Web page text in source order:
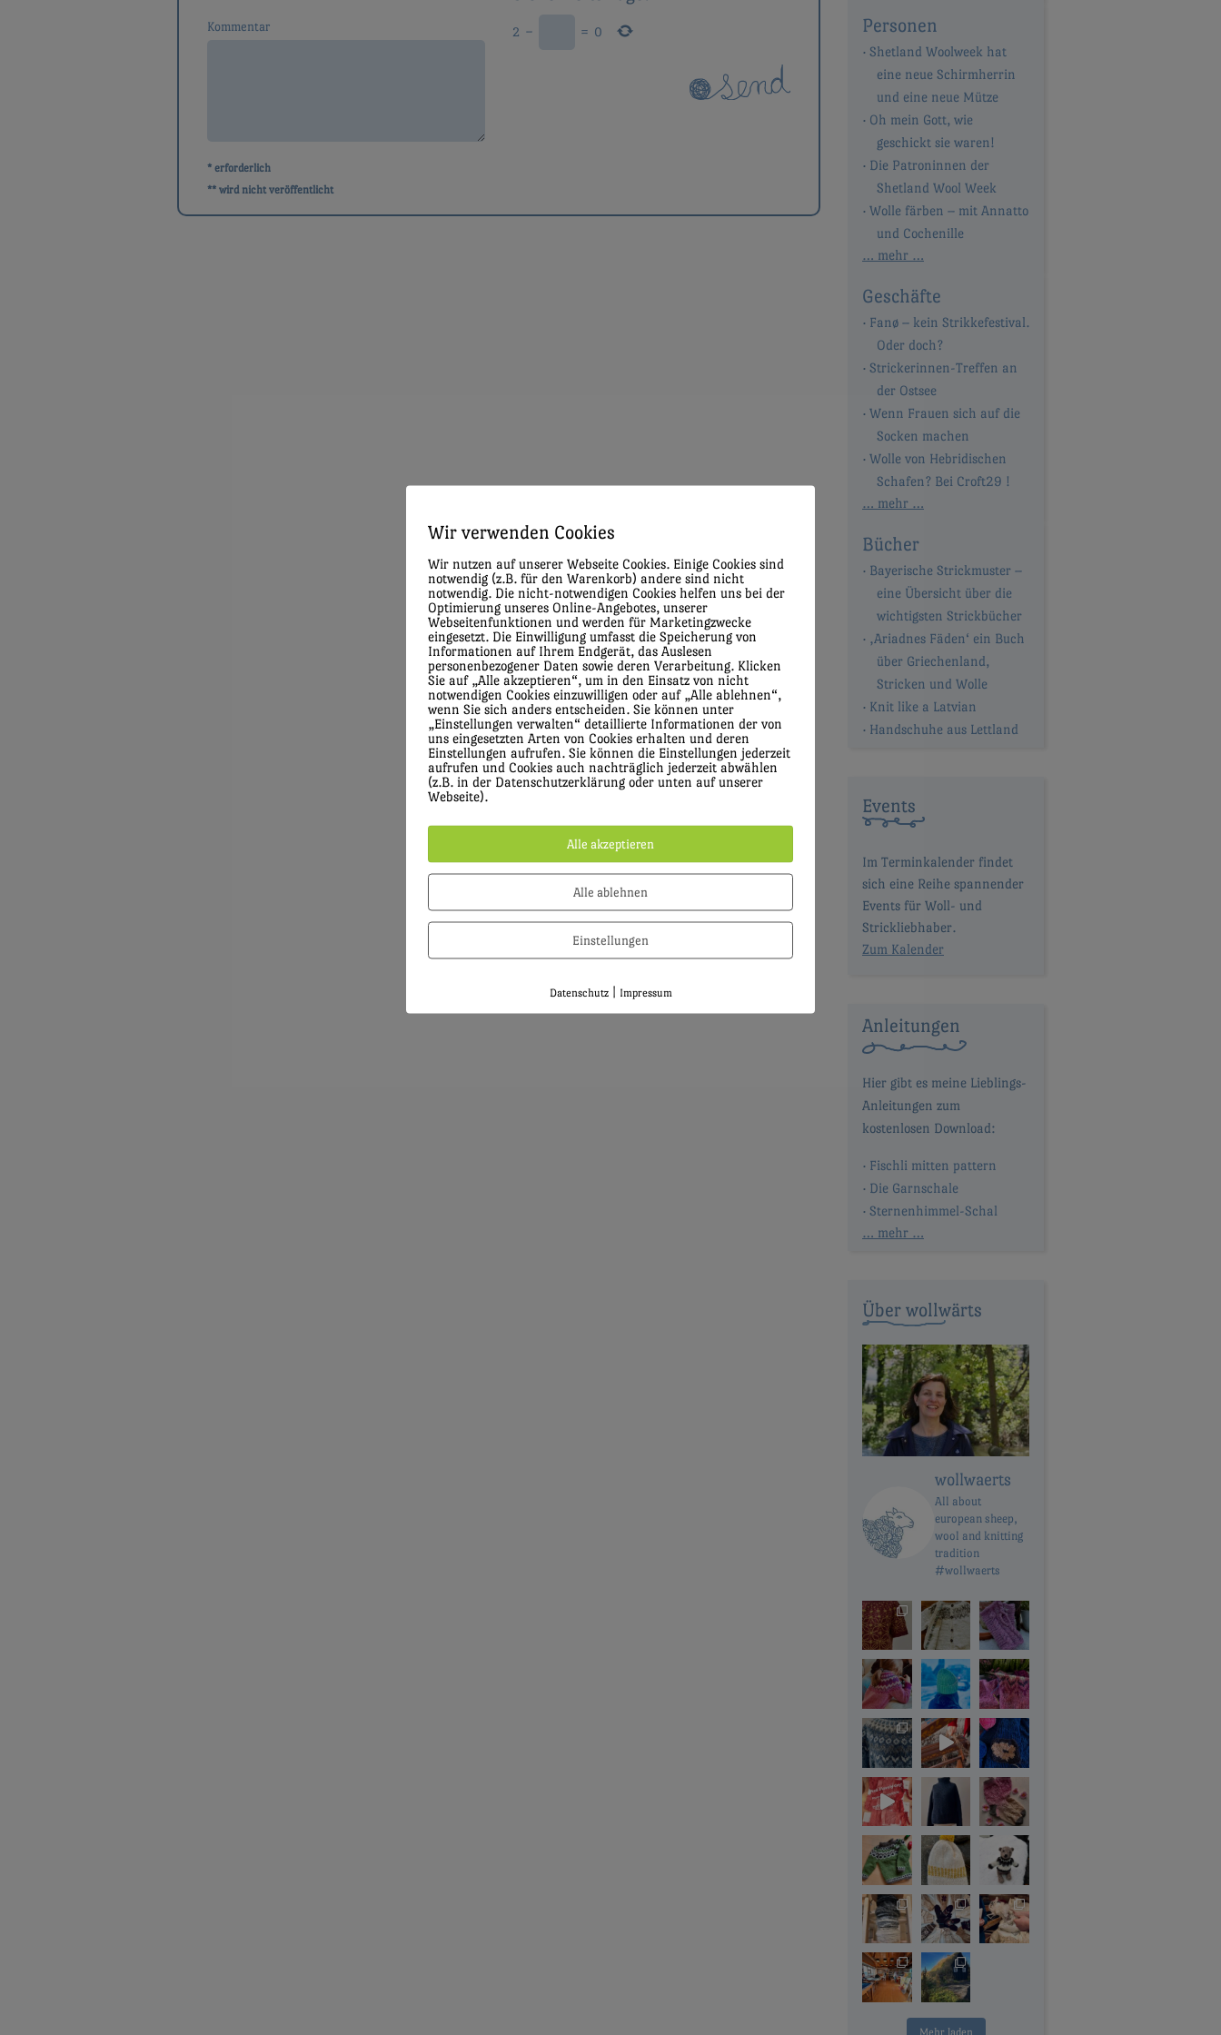
Kommentar
* erforderlich
** wird nicht veröffentlicht
2 − = 0 Personen
Shetland Woolweek hat
eine neue Schirmherrin
und eine neue Mütze
Oh mein Gott, wie
geschickt sie waren!
Die Patroninnen der
Shetland Wool Week
Wolle färben – mit Annatto
und Cochenille
… mehr …
Geschäfte
Fanø – kein Strikkefestival.
Oder doch?
Strickerinnen-Treffen an
der Ostsee
Wenn Frauen sich auf die
Socken machen
Wolle von Hebridischen
Schafen? Bei Croft29 !
… mehr …
Bücher
Bayerische Strickmuster –
eine Übersicht über die
wichtigsten Strickbücher
‚Ariadnes Fäden‘ ein Buch
über Griechenland,
Stricken und Wolle
Knit like a Latvian
Handschuhe aus Lettland
Events
Im Terminkalender findet
sich eine Reihe spannender
Events für Woll- und
Strickliebhaber.
Zum Kalender
Anleitungen
Fischli mitten pattern
Die Garnschale
Sternenhimmel-Schal
… mehr …
Über wollwärts
wollwaerts
All about
european sheep,
wool and knitting
tradition
#wollwaerts
Mehr laden
Wir verwenden Cookies
Wir nutzen auf unserer Webseite Cookies. Einige Cookies sind
notwendig (z.B. für den Warenkorb) andere sind nicht
notwendig. Die nicht-notwendigen Cookies helfen uns bei der
Optimierung unseres Online-Angebotes, unserer
Webseitenfunktionen und werden für Marketingzwecke
eingesetzt. Die Einwilligung umfasst die Speicherung von
Informationen auf Ihrem Endgerät, das Auslesen
personenbezogener Daten sowie deren Verarbeitung. Klicken
Sie auf „Alle akzeptieren“, um in den Einsatz von nicht
notwendigen Cookies einzuwilligen oder auf „Alle ablehnen“,
wenn Sie sich anders entscheiden. Sie können unter
„Einstellungen verwalten“ detaillierte Informationen der von
uns eingesetzten Arten von Cookies erhalten und deren
Einstellungen aufrufen. Sie können die Einstellungen jederzeit
aufrufen und Cookies auch nachträglich jederzeit abwählen
(z.B. in der Datenschutzerklärung oder unten auf unserer
Webseite).
Alle akzeptieren
Alle ablehnen
Einstellungen
Datenschutz| Impressum